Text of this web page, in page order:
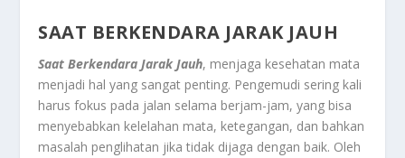
SAAT BERKENDARA JARAK JAUH
Saat Berkendara Jarak Jauh, menjaga kesehatan mata
menjadi hal yang sangat penting. Pengemudi sering kali
harus fokus pada jalan selama berjam-jam, yang bisa
menyebabkan kelelahan mata, ketegangan, dan bahkan
masalah penglihatan jika tidak dijaga dengan baik. Oleh